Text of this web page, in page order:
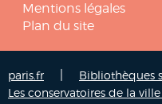
Mentions légales
Plan du site
paris.fr Bibliothèques
Les conservatoires de la